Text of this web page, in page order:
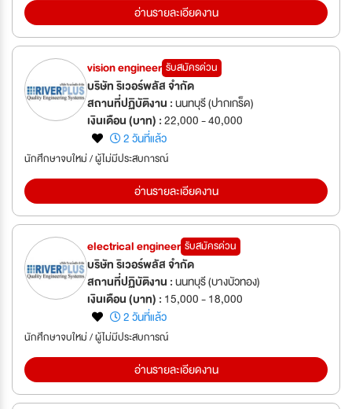
อ่านรายละเอียดงาน
vision engineer รับสมัครด่วน
บริษัท ริเวอร์พลัส จำกัด
สถานที่ปฏิบัติงาน :นนทบุรี (ปากเกร็ด)
เงินเดือน (บาท) :22,000 - 40,000
2 วันที่แล้ว
นักศึกษาจบใหม่ / ผู้ไม่มีประสบการณ์
อ่านรายละเอียดงาน
electrical engineer รับสมัครด่วน
บริษัท ริเวอร์พลัส จำกัด
สถานที่ปฏิบัติงาน :นนทบุรี (บางบัวทอง)
เงินเดือน (บาท) : 15,000 - 18,000
2 วันที่แล้ว
นักศึกษาจบใหม่ / ผู้ไม่มีประสบการณ์
อ่านรายละเอียดงาน